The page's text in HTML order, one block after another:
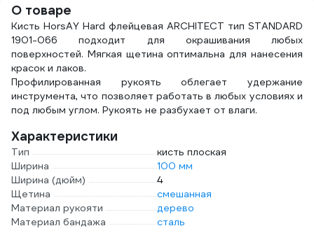
О товаре
Кисть HorsAY Hard флейцевая ARCHITECT тип STANDARD
1901-066 подходит для окрашивания любых
поверхностей. Мягкая щетина оптимальна для нанесения
красок и лаков.
Профилированная рукоять облегает удержание
инструмента, что позволяет работать в любых условиях и
под любым углом. Рукоять не разбухает от влаги.
Характеристики
Тип
кисть плоская
Ширина
100 мм
Ширина (дюйм)
4
Щетина
смешанная
Материал рукояти
дерево
Материал бандажа
сталь